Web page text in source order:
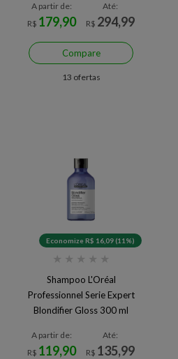
A partir de:
R$ 179,90
Até:
R$ 294,99
Compare
13 ofertas
Economize R$ 16,09 (11%)
★ ★ ★ ★ ★
Shampoo L'Oréal
Professionnel Serie Expert
Blondifier Gloss 300 ml
A partir de:
R$ 119,90
Até:
R$ 135,99